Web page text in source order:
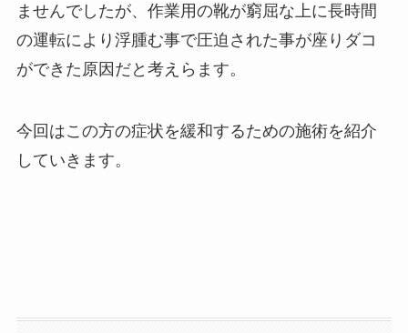
ませんでしたが、作業用の靴が窮屈な上に長時間
の運転により浮腫む事で圧迫された事が座りダコ
ができた原因だと考えらます。
今回はこの方の症状を緩和するための施術を紹介
していきます。